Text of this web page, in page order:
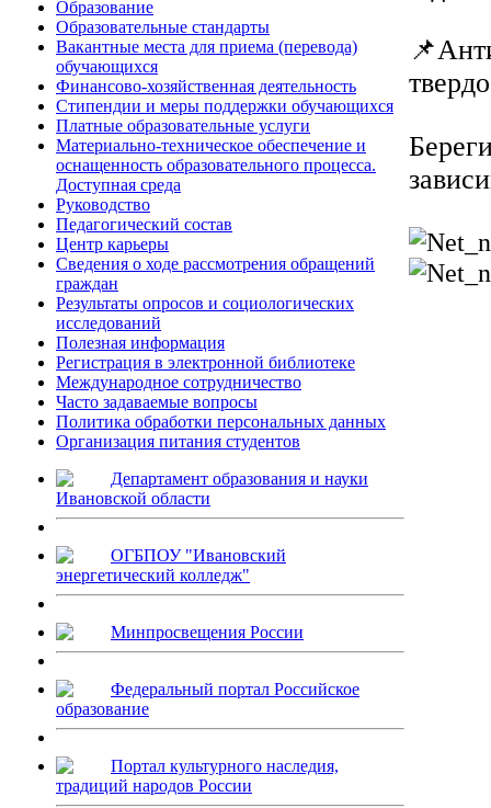
Образование
Образовательные стандарты
Вакантные места для приема (перевода)
обучающихся
Финансово-хозяйственная деятельность
Стипендии и меры поддержки обучающихся
Платные образовательные услуги
Материально-техническое обеспечение и
оснащенность образовательного процесса.
Доступная среда
Руководство
Педагогический состав
Центр карьеры
Сведения о ходе рассмотрения обращений
граждан
Результаты опросов и социологических
исследований
Полезная информация
Регистрация в электронной библиотеке
Международное сотрудничество
Часто задаваемые вопросы
Политика обработки персональных данных
Организация питания студентов
Департамент образования и науки
Ивановской области
ОГБПОУ "Ивановский
энергетический колледж"
Минпросвещения России
Федеральный портал Российское
образование
Портал культурного наследия,
традиций народов России